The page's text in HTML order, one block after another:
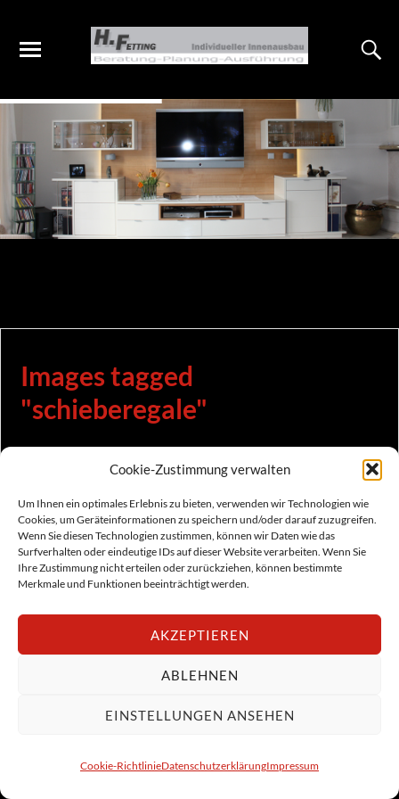
Cookie-Zustimmung verwalten
Um Ihnen ein optimales Erlebnis zu bieten, verwenden wir Technologien wie
Cookies, um Geräteinformationen zu speichern und/oder darauf zuzugreifen.
Wenn Sie diesen Technologien zustimmen, können wir Daten wie das
Surfverhalten oder eindeutige IDs auf dieser Website verarbeiten. Wenn Sie
Ihre Zustimmung nicht erteilen oder zurückziehen, können bestimmte
Merkmale und Funktionen beeinträchtigt werden.
AKZEPTIEREN
ABLEHNEN
EINSTELLUNGEN ANSEHEN
Cookie-RichtlinieDatenschutzerklärungImpressum
Images tagged
"schieberegale"
[Not a valid template]